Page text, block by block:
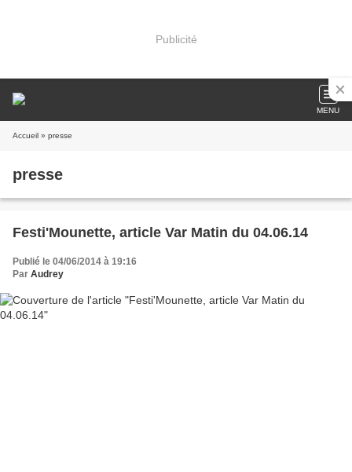
Publicité
MENU
Accueil » presse
presse
Festi'Mounette, article Var Matin du 04.06.14
Publié le 04/06/2014 à 19:16
Par Audrey